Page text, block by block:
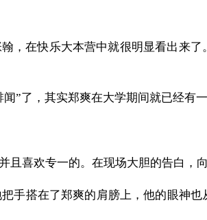
在快乐大本营中就很明显看出来了
，其实郑爽在大学期间就已经有一
喜欢专一的。在现场大胆的告白，向
搭在了郑爽的肩膀上，他的眼神也